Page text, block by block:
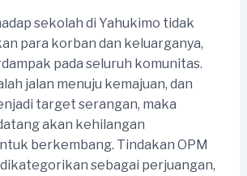
sekolah di Yahukimo tidak
para korban dan keluarganya,
pada seluruh komunitas.
jalan menuju kemajuan, dan
target serangan, maka
akan kehilangan
berkembang. Tindakan OPM
sebagai perjuangan,